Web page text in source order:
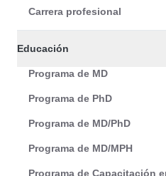
Carrera profesional
Educación
Programa de MD
Programa de PhD
Programa de MD/PhD
Programa de MD/MPH
Programa de Capacitación